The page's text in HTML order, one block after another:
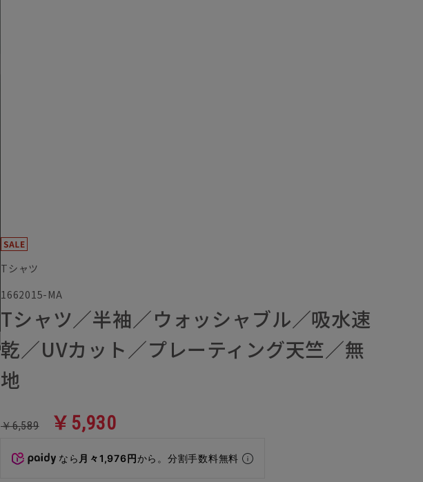
Tシャツ
1662015-MA
Tシャツ／半袖／ウォッシャブル／吸水速
乾／UVカット／プレーティング天竺／無
地
￥6,589 ￥5,930
なら 月々1,976円から。分割手数料無料